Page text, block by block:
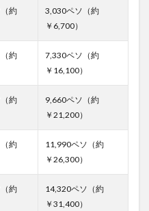
約
3,030ペソ（約
￥6,700）
約
7,330ペソ（約
￥16,100）
約
9,660ペソ（約
￥21,200）
約
11,990ペソ（約
￥26,300）
約
14,320ペソ（約
￥31,400）